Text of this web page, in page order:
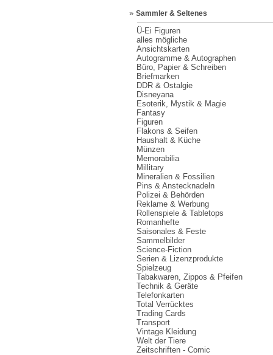
» Sammler & Seltenes
Ü-Ei Figuren
alles mögliche
Ansichtskarten
Autogramme & Autographen
Büro, Papier & Schreiben
Briefmarken
DDR & Ostalgie
Disneyana
Esoterik, Mystik & Magie
Fantasy
Figuren
Flakons & Seifen
Haushalt & Küche
Münzen
Memorabilia
Millitary
Mineralien & Fossilien
Pins & Anstecknadeln
Polizei & Behörden
Reklame & Werbung
Rollenspiele & Tabletops
Romanhefte
Saisonales & Feste
Sammelbilder
Science-Fiction
Serien & Lizenzprodukte
Spielzeug
Tabakwaren, Zippos & Pfeifen
Technik & Geräte
Telefonkarten
Total Verrücktes
Trading Cards
Transport
Vintage Kleidung
Welt der Tiere
Zeitschriften - Comic